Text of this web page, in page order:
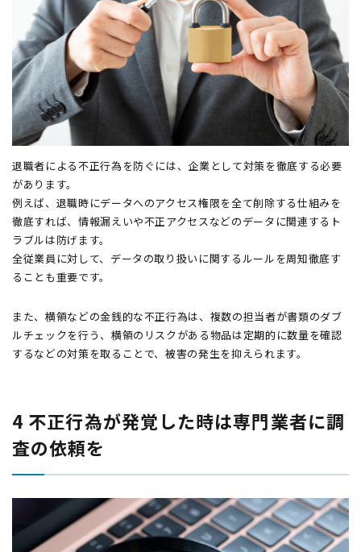
退職者による不正行為を防ぐには、企業として対策を徹底する必要
があります。
例えば、退職時にデータへのアクセス権限を全て削除する仕組みを
徹底すれば、情報漏えいや不正アクセスなどのデータに関連するト
ラブルは防げます。
全従業員に対して、データの取り扱いに関するルールを周知徹底す
ることも重要です。
また、横領などの金銭的な不正行為は、複数の担当者が書類のダブ
ルチェックを行う、横領のリスクがある物品は定期的に数量を確認
するなどの対策を取ることで、被害の発生を抑えられます。
4 不正行為が発覚した時は専門業者に調
査の依頼を